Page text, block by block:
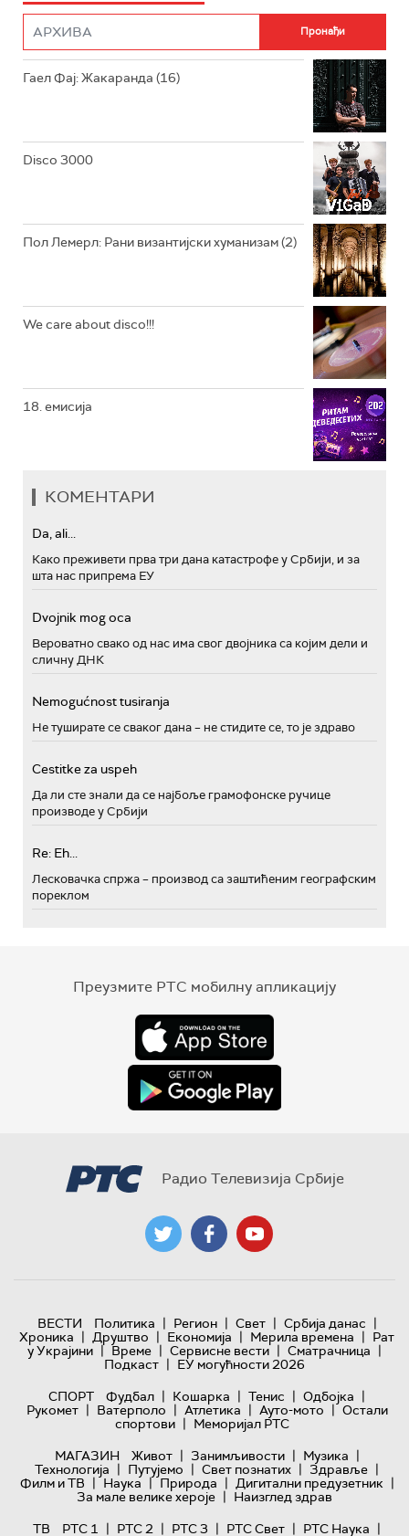
РАДИО РОКЕНРОЛЕР
РАДИО ЏЕЗЕР
Гаел Фај: Жакаранда (16)
Disco 3000
Пол Лемерл: Рани византијски хуманизам (2)
We care about disco!!!
18. емисија
КОМЕНТАРИ
Da, ali...
Како преживети прва три дана катастрофе у Србији, и за
шта нас припрема ЕУ
Dvojnik mog oca
Вероватно свако од нас има свог двојника са којим дели и
сличну ДНК
Nemogućnost tusiranja
Не туширате се сваког дана – не стидите се, то је здраво
Cestitke za uspeh
Да ли сте знали да се најбоље грамофонске ручице
производе у Србији
Re: Eh...
Лесковачка спржа – производ са заштићеним географским
пореклом
Преузмите РТС мобилну апликацију
Радио Телевизија Србије
ВЕСТИ Политика | Регион | Свет | Србија данас |
Хроника | Друштво | Економија | Мерила времена | Рат
у Украјини | Време | Сервисне вести | Сматрачница |
Подкаст | ЕУ могућности 2026
СПОРТ
Фудбал | Кошарка | Тенис | Одбојка |
Рукомет | Ватерполо | Атлетика | Ауто-мото | Остали
спортови | Меморијал РТС
МАГАЗИН
Живот | Занимљивости | Музика |
Технологијa | Путујемо | Свет познатих | Здравље |
Филм и ТВ | Наука | Природа | Дигитални предузетник |
За мале велике хероје | Наизглед здрав
ТВ
РТС 1 | РТС 2 | РТС 3 | РТС Свет | РТС Наука |